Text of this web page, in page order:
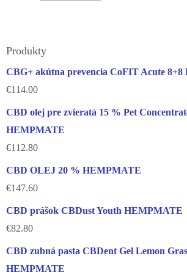
Produkty
CBG+ akútna prevencia CoFIT Acute
€114.00
CBD olej pre zvieratá 15 % Pet
HEMPMATE
€112.80
CBD OLEJ 20 % HEMPMATE
€147.60
CBD prášok CBDust Youth HEMPMATE
€82.80
CBD zubná pasta CBDent Gel Lemon
HEMPMATE